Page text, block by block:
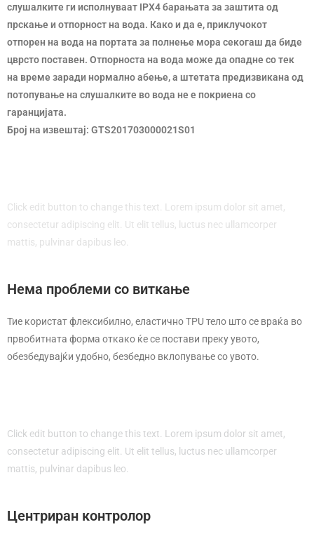
слушалките ги исполнуваат IPX4 барањата за заштита од
прскање и отпорност на вода. Како и да е, приклучокот
отпорен на вода на портата за полнење мора секогаш да биде
цврсто поставен. Отпорноста на вода може да опадне со тек
на време заради нормално абење, а штетата предизвикана од
потопување на слушалките во вода не е покриена со
гаранцијата.
Број на извештај: GTS201703000021S01
Click edit button to change this text. Lorem ipsum dolor sit amet,
consectetur adipiscing elit. Ut elit tellus, luctus nec ullamcorper
mattis, pulvinar dapibus leo.
Нема проблеми со виткање
Тие користат флексибилно, еластично TPU тело што се враќа во
првобитната форма откако ќе се постави преку увото,
обезбедувајќи удобно, безбедно вклопување со увото.
Click edit button to change this text. Lorem ipsum dolor sit amet,
consectetur adipiscing elit. Ut elit tellus, luctus nec ullamcorper
mattis, pulvinar dapibus leo.
Центриран контролор